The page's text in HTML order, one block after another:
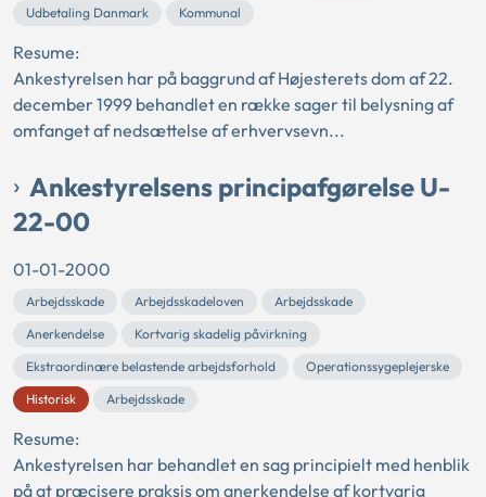
Udbetaling Danmark
Kommunal
Resume:
Ankestyrelsen har på baggrund af Højesterets dom af 22.
december 1999 behandlet en række sager til belysning af
omfanget af nedsættelse af erhvervsevn...
Ankestyrelsens principafgørelse U-
22-00
01-01-2000
Arbejdsskade Arbejdsskadeloven
Arbejdsskade
Anerkendelse
Kortvarig skadelig påvirkning
Ekstraordinære belastende arbejdsforhold
Operationssygeplejerske
Historisk
Arbejdsskade
Resume:
Ankestyrelsen har behandlet en sag principielt med henblik
på at præcisere praksis om anerkendelse af kortvarig